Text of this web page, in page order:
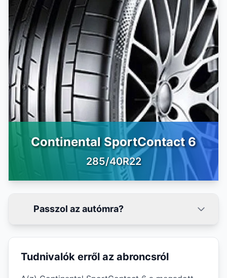
Continental SportContact 6
285/40R22
Passzol az autómra?
Tudnivalók erről az abroncsról